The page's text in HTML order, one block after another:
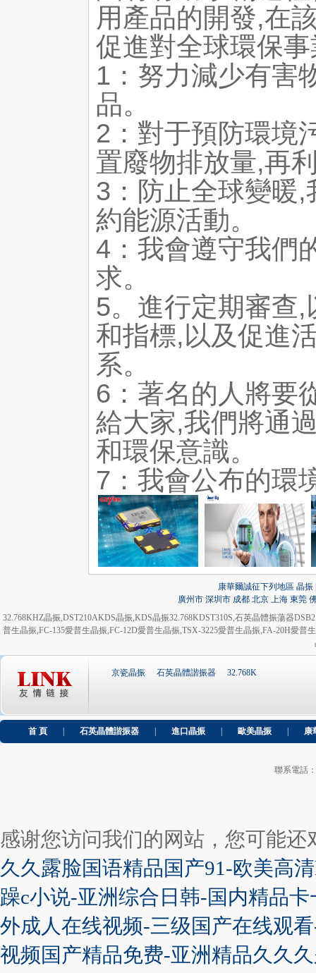
用產品的開發,在
促進對全球環保
1：努力減少有害
品。
2：對于預防環境
置廢物排放量,再
3：防止全球變暖
約能源活動。
4：我會遵守我們
求。
5。進行定期審查
和指標,以及促進
系。
6：著名的人將要
給大家,我們將通
和環保意識。
7：我會公布的環
康華爾誠征下列地區 晶振
廣州市 深圳市 成都 北京 上海 東莞
32.768KHZ晶振,DST210AKDS晶振,KDS晶振32.768KDST310S,石英晶體振蕩器
普生晶振,FC-135愛普生晶振,FC-12D愛普生晶振,TSX-3225愛普生晶振,FA-20H愛普
京瓷晶振 石英晶體諧振器 32.768K
首 頁 石英晶體諧振器 進口晶振 歐美晶振 康
聯系電話
感谢您访问我们的网站，您可能还
久久露脸国语精品国产91-欧美高
躁c小说-亚洲综合日韩-国内精品
外成人在线视频-三级国产在线观
视频国产精品免费-亚洲精品久久